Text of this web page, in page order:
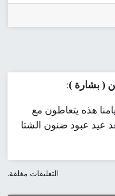
( بشارة ):
هذه يتعاطون مع
عيد عبود ضنون الشتا
التعليقات مغلقة.